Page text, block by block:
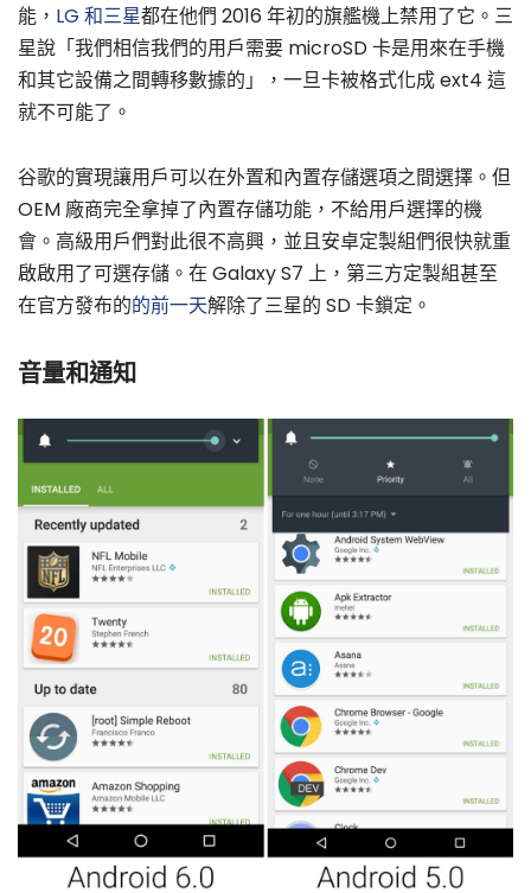
能， LG 和三星都在他們 2016 年初的旗艦機上禁用了它。三
星說「我們相信我們的用戶需要 microSD 卡是用來在手機
和其它設備之間轉移數據的」，一旦卡被格式化成 ext4 這
就不可能了。
谷歌的實現讓用戶可以在外置和內置存儲選項之間選擇。但
OEM 廠商完全拿掉了內置存儲功能，不給用戶選擇的機
會。高級用戶們對此很不高興，並且安卓定製組們很快就重
啟啟用了可選存儲。在 Galaxy S7 上，第三方定製組甚至
在官方發布的的前一天解除了三星的 SD 卡鎖定。
音量和通知